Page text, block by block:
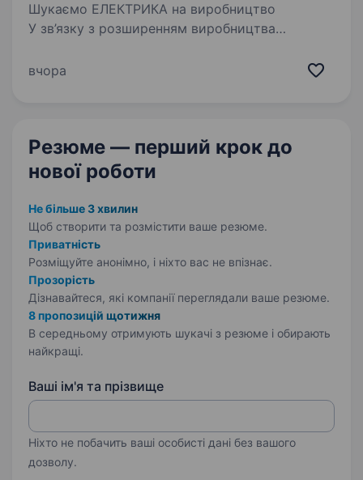
Шукаємо ЕЛЕКТРИКА на виробництво
У зв’язку з розширенням виробництва
електробезпеки. Обов’язки: монтаж
вчора
Резюме — перший крок до
нової роботи
Не більше 3 хвилин
Щоб створити та розмістити ваше резюме.
Приватність
Розміщуйте анонімно, і ніхто вас не впізнає.
Прозорість
Дізнавайтеся, які компанії переглядали ваше резюме.
8 пропозицій щотижня
В середньому отримують шукачі з резюме і обирають
найкращі.
Ваші ім'я та прізвище
Ніхто не побачить ваші особисті дані без вашого
дозволу.